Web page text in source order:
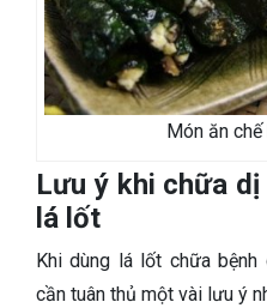
Món ăn
Lưu ý khi chữa
lá lốt
Khi dùng lá lốt chữa
cần tuân thủ một vài lưu ý